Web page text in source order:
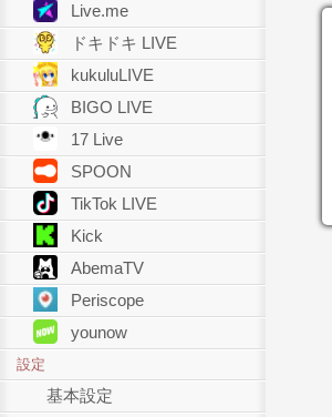
Live.me
ドキドキ LIVE
kukuluLIVE
BIGO LIVE
17 Live
SPOON
TikTok LIVE
Kick
AbemaTV
Periscope
younow
設定
基本設定